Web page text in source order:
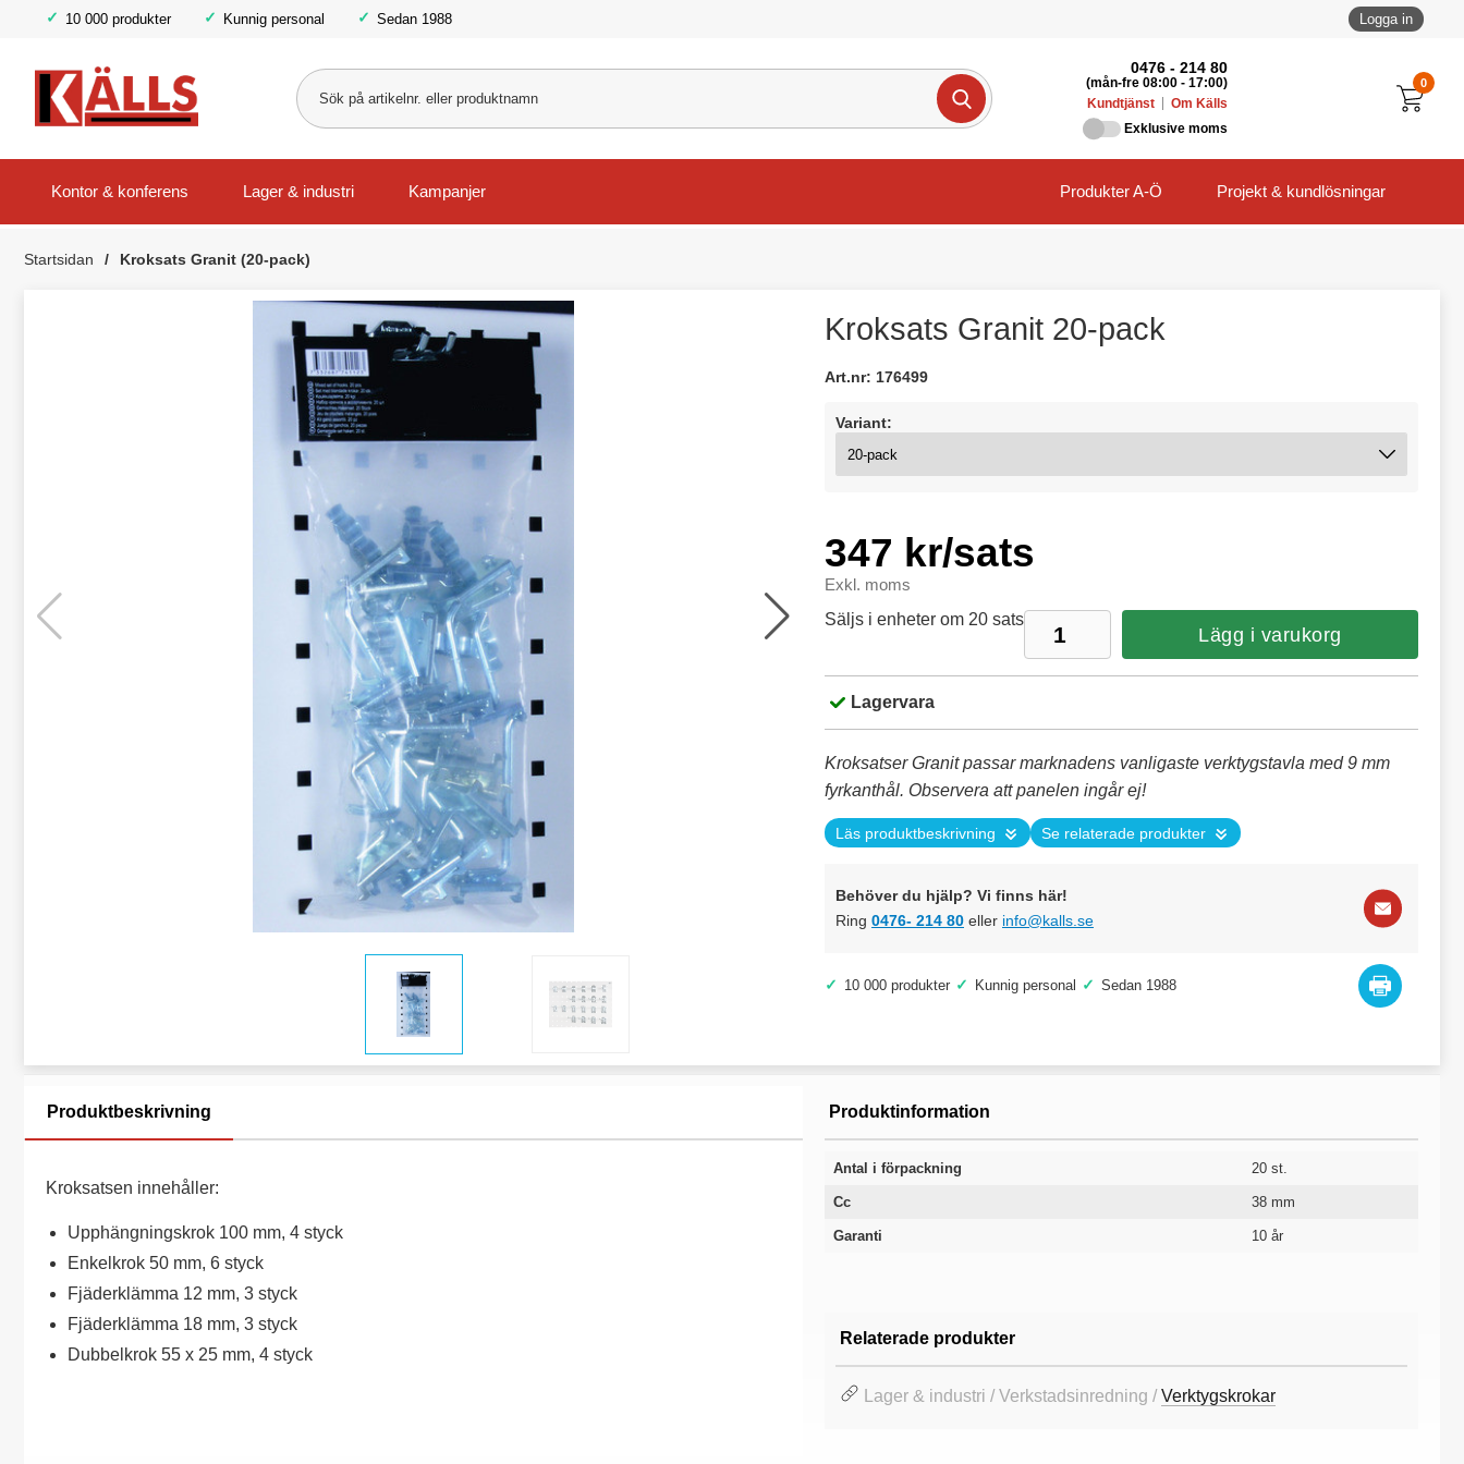
10 000 produkter Kunnig personal Sedan 1988 Logga in
0
0476 - 214 80
(mån-fre 08:00 - 17:00)
Kundtjänst
Om Källs
Exklusive moms
Kontor & konferens Lager & industri Kampanjer Produkter A-Ö Projekt & kundlösningar
Startsidan Kroksats Granit (20-pack)
Kroksats Granit 20-pack
Art.nr: 176499
Variant:
347 kr/sats
Exkl. moms
Säljs i enheter om 20 sats
Lägg i varukorg
Lagervara
Kroksatser Granit passar marknadens vanligaste verktygstavla med 9 mm
fyrkanthål. Observera att panelen ingår ej!
Läs produktbeskrivning Se relaterade produkter
Behöver du hjälp? Vi finns här!
Ring 0476- 214 80 eller info@kalls.se
✓ 10 000 produkter ✓ Kunnig personal ✓ Sedan 1988
Produktbeskrivning
Kroksatsen innehåller:
Upphängningskrok 100 mm, 4 styck
Enkelkrok 50 mm, 6 styck
Fjäderklämma 12 mm, 3 styck
Fjäderklämma 18 mm, 3 styck
Dubbelkrok 55 x 25 mm, 4 styck
Produktinformation
Antal i förpackning 20 st.
Cc 38 mm
Garanti 10 år
Relaterade produkter
Lager & industri / Verkstadsinredning /Verktygskrokar